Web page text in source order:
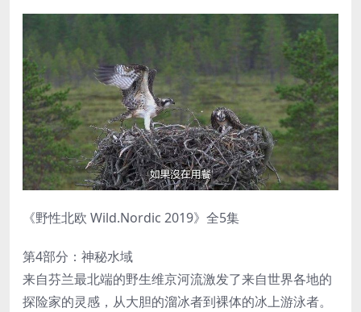
《野性北欧 Wild.Nordic 2019》全5集
第4部分：神秘水域
来自芬兰最北端的野生维京河流激发了来自世界各地的
探险家的灵感，从大胆的溜冰者到裸体的冰上游泳者。